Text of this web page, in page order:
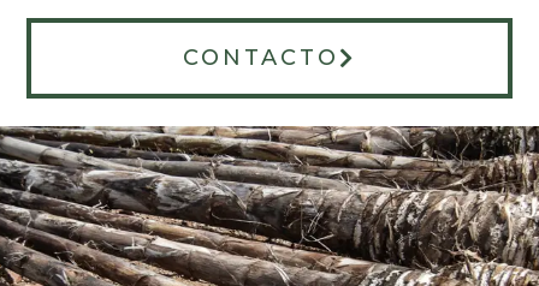
CONTACTO